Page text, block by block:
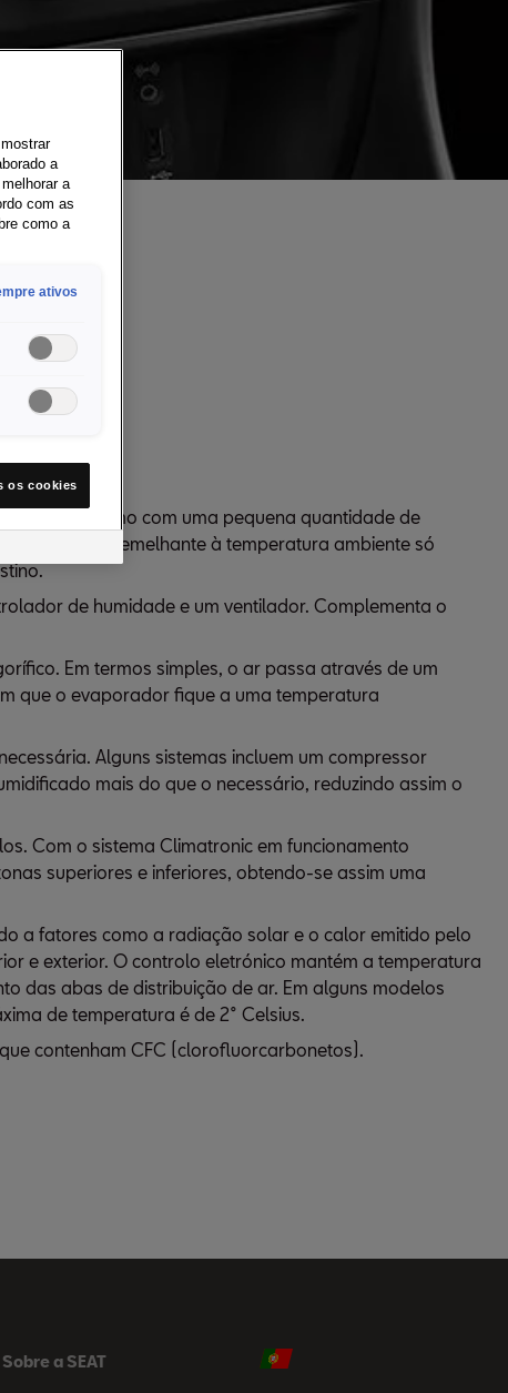
Mesmo com uma pequena quantidade de
agradável semelhante à temperatura ambiente só
de humidade e um ventilador. Complementa o
Em termos simples, o ar passa através de um
que o evaporador fique a uma temperatura
Alguns sistemas incluem um compressor
mais do que o necessário, reduzindo assim o
Com o sistema Climatronic em funcionamento
superiores e inferiores, obtendo-se assim uma
a fatores como a radiação solar e o calor emitido pelo
e exterior. O controlo eletrónico mantém a temperatura
das abas de distribuição de ar. Em alguns modelos
de temperatura é de 2° Celsius.
contenham CFC (clorofluorcarbonetos).
Sobre a SEAT
a
a
com as
como a
ativos
os cookies